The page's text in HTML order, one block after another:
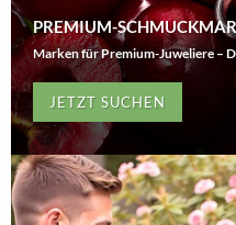
PREMIUM-
Marken für Premium-Juweliere –
JETZT SUCHEN